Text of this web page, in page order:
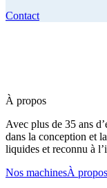
Contact
À propos
Avec plus de 35 ans
dans la conception et
liquides et reconnu à
Nos machinesÀ